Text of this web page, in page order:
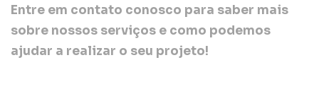
Entre em contato conosco para saber mais
sobre nossos serviços e como podemos
ajudar a realizar o seu projeto!